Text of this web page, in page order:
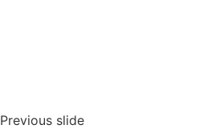
Previous slide